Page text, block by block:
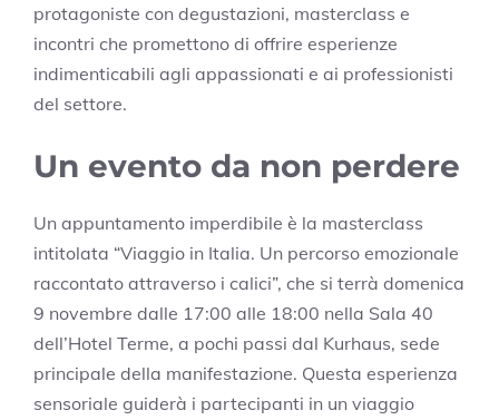
protagoniste con degustazioni, masterclass e
incontri che promettono di offrire esperienze
indimenticabili agli appassionati e ai professionisti
del settore.
Un evento da non perdere
Un appuntamento imperdibile è la masterclass
intitolata “Viaggio in Italia. Un percorso emozionale
raccontato attraverso i calici”, che si terrà domenica
9 novembre dalle 17:00 alle 18:00 nella Sala 40
dell’Hotel Terme, a pochi passi dal Kurhaus, sede
principale della manifestazione. Questa esperienza
sensoriale guiderà i partecipanti in un viaggio